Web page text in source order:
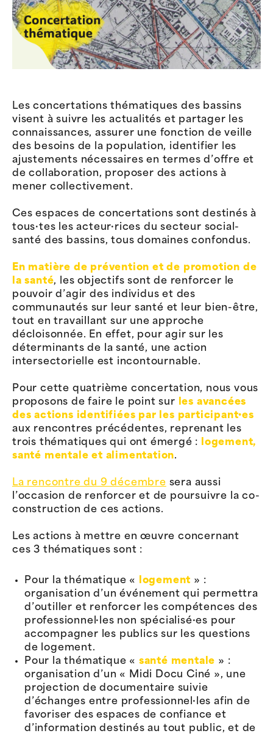
Les concertations thématiques des bassins
visent à suivre les actualités et partager les
connaissances, assurer une fonction de veille
des besoins de la population, identifier les
ajustements nécessaires en termes d’offre et
de collaboration, proposer des actions à
mener collectivement.
Ces espaces de concertations sont destinés à
tous·tes les acteur·rices du secteur social-
santé des bassins, tous domaines confondus.
En matière de prévention et de promotion de
la santé, les objectifs sont de renforcer le
pouvoir d’agir des individus et des
communautés sur leur santé et leur bien-être,
tout en travaillant sur une approche
décloisonnée. En effet, pour agir sur les
déterminants de la santé, une action
intersectorielle est incontournable.
Pour cette quatrième concertation, nous vous
proposons de faire le point sur
les avancées
des actions identifiées par les participant·es
aux rencontres précédentes, reprenant les
trois thématiques qui ont émergé :
logement,
santé mentale et alimentation.
La rencontre du 9 décembre sera aussi
l’occasion de renforcer et de poursuivre la co-
construction de ces actions.
Les actions à mettre en œuvre concernant
ces 3 thématiques sont :
Pour la thématique « logement » :
organisation d’un événement qui permettra
d’outiller et renforcer les compétences des
professionnel·les non spécialisé·es pour
accompagner les publics sur les questions
de logement.
Pour la thématique « santé mentale » :
organisation d’un « Midi Docu Ciné », une
projection de documentaire suivie
d’échanges entre professionnel·les afin de
favoriser des espaces de confiance et
d’information destinés au tout public, et de